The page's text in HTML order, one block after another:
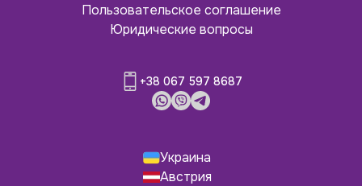
Пользовательское соглашение
Юридические вопросы
+38 067 597 8687
Украина
Австрия